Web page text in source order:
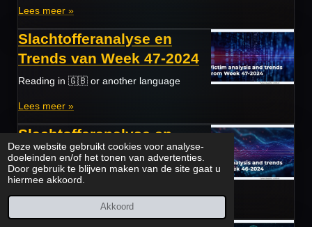
Deze website gebruikt cookies voor analyse-
doeleinden en/of het tonen van advertenties.
Door gebruik te blijven maken van de site gaat u
hiermee akkoord.
Akkoord
Lees meer »
Slachtofferanalyse en
Trends van Week 47-2024
Reading in 🇬🇧 or another language
Lees meer »
Slachtofferanalyse en
Trends van Week 46-2024
Reading in 🇬🇧 or another language